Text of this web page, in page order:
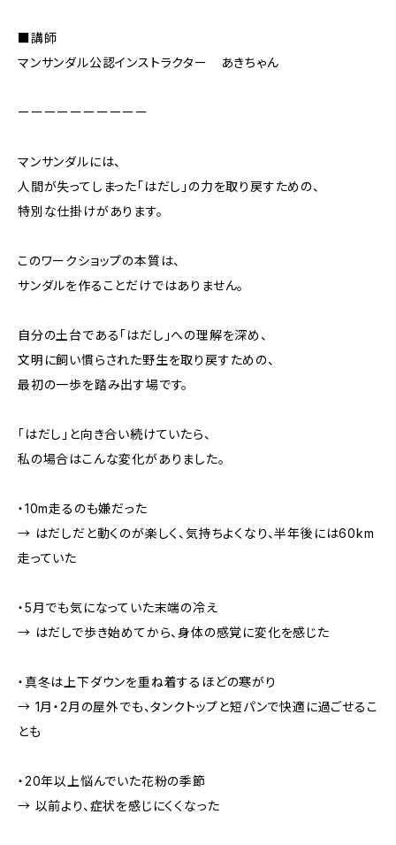
■講師
マンサンダル公認インストラクター あきちゃん
ーーーーーーーーーー
マンサンダルには、
人間が失ってしまった「はだし」の力を取り戻すための、
特別な仕掛けがあります。
このワークショップの本質は、
サンダルを作ることだけではありません。
自分の土台である「はだし」への理解を深め、
文明に飼い慣らされた野生を取り戻すための、
最初の一歩を踏み出す場です。
「はだし」と向き合い続けていたら、
私の場合はこんな変化がありました。
・10m走るのも嫌だった
→ はだしだと動くのが楽しく、気持ちよくなり、半年後には60km
走っていた
・5月でも気になっていた末端の冷え
→ はだしで歩き始めてから、身体の感覚に変化を感じた
・真冬は上下ダウンを重ね着するほどの寒がり
→ 1月・2月の屋外でも、タンクトップと短パンで快適に過ごせるこ
とも
・20年以上悩んでいた花粉の季節
→ 以前より、症状を感じにくくなった